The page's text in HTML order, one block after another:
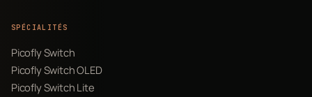
SPÉCIALITÉS
Picofly Switch
Picofly Switch OLED
Picofly Switch Lite